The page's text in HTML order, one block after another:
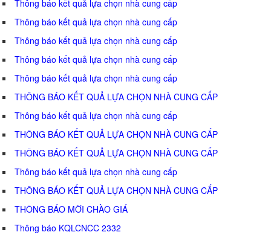
Thông báo kết quả lựa chọn nhà cung cấp
Thông báo kết quả lựa chọn nhà cung cấp
Thông báo kết quả lựa chọn nhà cung cấp
Thông báo kết quả lựa chọn nhà cung cấp
Thông báo kết quả lựa chọn nhà cung cấp
THÔNG BÁO KẾT QUẢ LỰA CHỌN NHÀ CUNG CẤP
Thông báo kết quả lựa chọn nhà cung cấp
THÔNG BÁO KẾT QUẢ LỰA CHỌN NHÀ CUNG CẤP
THÔNG BÁO KẾT QUẢ LỰA CHỌN NHÀ CUNG CẤP
Thông báo kết quả lựa chọn nhà cung cấp
THÔNG BÁO KẾT QUẢ LỰA CHỌN NHÀ CUNG CẤP
THÔNG BÁO MỜI CHÀO GIÁ
Thông báo KQLCNCC 2332